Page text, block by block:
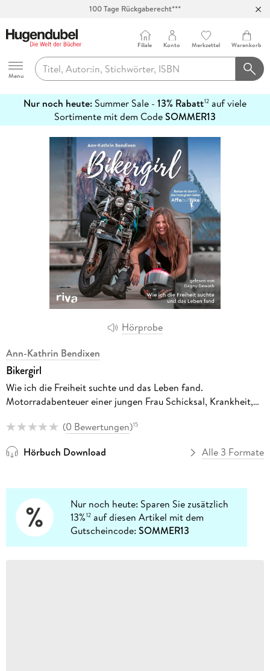
Abholung in über 100 Filialen
Hugendubel
Menu
Filiale Konto Merkzettel Warenkorb
Nur noch heute: Summer Sale - 13% Rabatt12 auf viele
Sortimente mit dem CodeSOMMER13
erfahren
Hörprobe
Ann-Kathrin Bendixen
Bikergirl
Wie ich die Freiheit suchte und das Leben fand.
Motorradabenteuer einer jungen Frau Schicksal, Krankheit,
auf Bike«
(0 Bewertungen)15
Hörbuch Download Alle 3 Formate
Nur noch heute: Sparen Sie zusätzlich
13%12 auf diesen Artikel mit dem
Gutscheincode:SOMMER13